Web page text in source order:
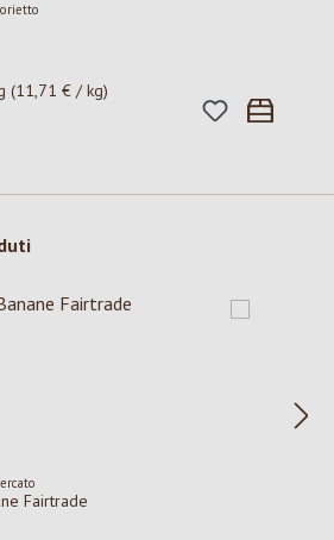
(11,71 € / kg)
prodotti
Fairtrade